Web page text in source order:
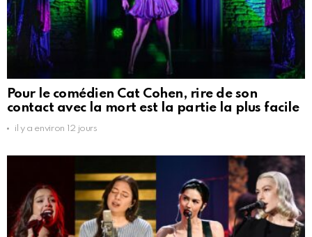
Pour le comédien Cat Cohen, rire de son
contact avec la mort est la partie la plus facile
il y a environ 12 jours